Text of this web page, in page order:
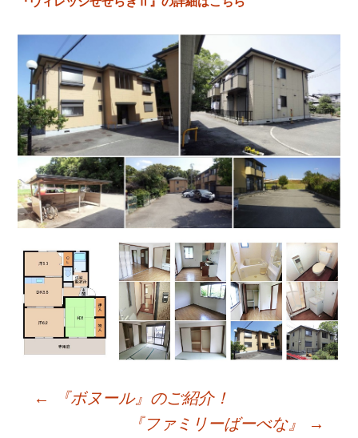
←
『ボヌール』のご紹介！
『ファミリーばーべな』
→